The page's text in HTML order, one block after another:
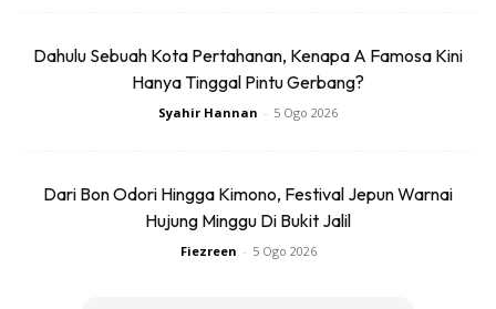
Dahulu Sebuah Kota Pertahanan, Kenapa A Famosa Kini
Hanya Tinggal Pintu Gerbang?
Syahir Hannan - 5 Ogo 2026
Dari Bon Odori Hingga Kimono, Festival Jepun Warnai
Hujung Minggu Di Bukit Jalil
Fiezreen - 5 Ogo 2026